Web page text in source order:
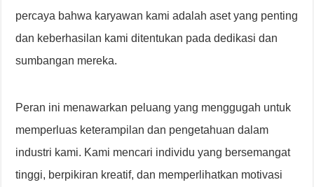
percaya bahwa karyawan kami adalah aset yang penting
dan keberhasilan kami ditentukan pada dedikasi dan
sumbangan mereka.
Peran ini menawarkan peluang yang menggugah untuk
memperluas keterampilan dan pengetahuan dalam
industri kami. Kami mencari individu yang bersemangat
tinggi, berpikiran kreatif, dan memperlihatkan motivasi